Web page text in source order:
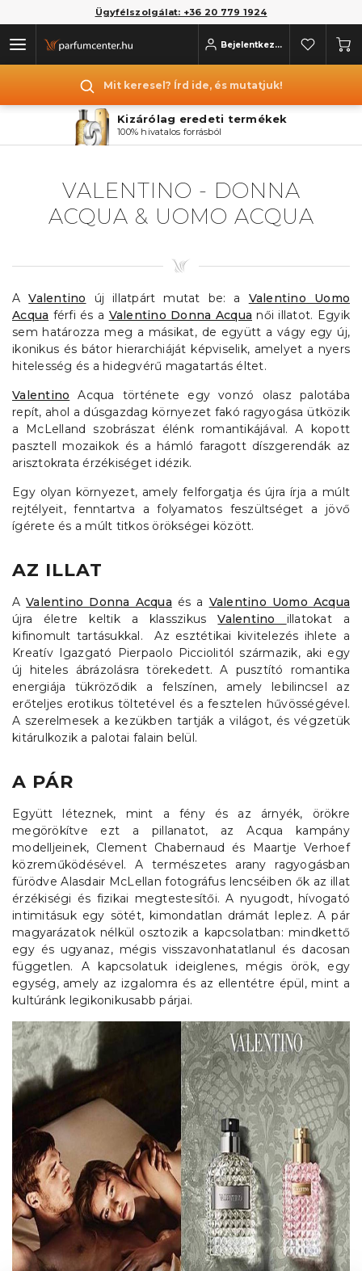
Ügyfélszolgálat: +36 20 779 1924
Bejelentkezés
Mit keresel? Írd ide, és mutatjuk!
Kizárólag eredeti termékek
100% hivatalos forrásból
VALENTINO - DONNA
ACQUA & UOMO ACQUA
AValentino új illatpárt mutat be: a Valentino Uomo
Acqua férfi és a Valentino Donna Acqua női illatot. Egyik
sem határozza meg a másikat, de együtt a vágy egy új,
ikonikus és bátor hierarchiáját képviselik, amelyet a nyers
hitelesség és a hidegvérű magatartás éltet.
Valentino Acqua története egy vonzó olasz palotába
repít, ahol a dúsgazdag környezet fakó ragyogása ütközik
a McLelland szobrászat élénk romantikájával. A kopott
pasztell mozaikok és a hámló faragott díszgerendák az
arisztokrata érzékiséget idézik.
Egy olyan környezet, amely felforgatja és újra írja a múlt
rejtélyeit, fenntartva a folyamatos feszültséget a jövő
ígérete és a múlt titkos örökségei között.
AZ ILLAT
AValentino Donna Acqua és a Valentino Uomo Acqua
újra életre keltik a klasszikusValentino illatokat a
kifinomult tartásukkal. Az esztétikai kivitelezés ihlete a
Kreatív Igazgató Pierpaolo Picciolitól származik, aki egy
új hiteles ábrázolásra törekedett. A pusztító romantika
energiája tükröződik a felszínen, amely lebilincsel az
erőteljes erotikus töltetével és a fesztelen hűvösségével.
A szerelmesek a kezükben tartják a világot, és végzetük
kitárulkozik a palotai falain belül.
A PÁR
Együtt léteznek, mint a fény és az árnyék, örökre
megörökítve ezt a pillanatot, az Acqua kampány
modelljeinek, Clement Chabernaud és Maartje Verhoef
közreműködésével. A természetes arany ragyogásban
fürödve Alasdair McLellan fotográfus lencséiben ők az illat
érzékiségi és fizikai megtestesítői. A nyugodt, hívogató
intimitásuk egy sötét, kimondatlan drámát leplez. A pár
magyarázatok nélkül osztozik a kapcsolatban: mindkettő
egy és ugyanaz, mégis visszavonhatatlanul és dacosan
független. A kapcsolatuk ideiglenes, mégis örök, egy
egység, amely az izgalomra és az ellentétre épül, mint a
kultúránk legikonikusabb párjai.